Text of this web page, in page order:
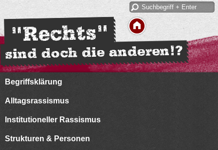
Begriffsklärung
Alltagsrassismus
Institutioneller Rassismus
Strukturen & Personen